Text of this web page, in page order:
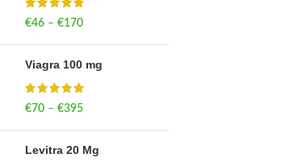
€46 – €170Price range: €46
Viagra 100 mg
€70 – €395Price range: €70
Levitra 20 Mg